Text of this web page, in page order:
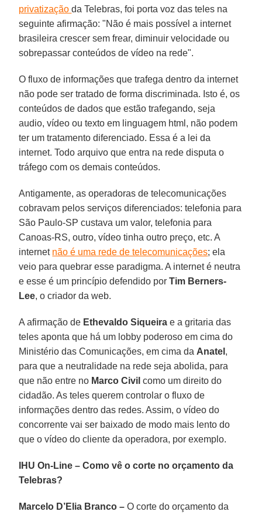
privatizaçãoda Telebras, foi porta voz das teles na
seguinte afirmação: "Não é mais possível a internet
brasileira crescer sem frear, diminuir velocidade ou
sobrepassar conteúdos de vídeo na rede".
O fluxo de informações que trafega dentro da internet
não pode ser tratado de forma discriminada. Isto é, os
conteúdos de dados que estão trafegando, seja
audio, vídeo ou texto em linguagem html, não podem
ter um tratamento diferenciado. Essa é a lei da
internet. Todo arquivo que entra na rede disputa o
tráfego com os demais conteúdos.
Antigamente, as operadoras de telecomunicações
cobravam pelos serviços diferenciados: telefonia para
São Paulo-SP custava um valor, telefonia para
Canoas-RS, outro, vídeo tinha outro preço, etc. A
internet não é uma rede de telecomunicações; ela
veio para quebrar esse paradigma. A internet é neutra
e esse é um princípio defendido porTim Berners-
Lee, o criador da web.
A afirmação de Ethevaldo Siqueira e a gritaria das
teles aponta que há um lobby poderoso em cima do
Ministério das Comunicações, em cima da Anatel ,
para que a neutralidade na rede seja abolida, para
que não entre no Marco Civil como um direito do
cidadão. As teles querem controlar o fluxo de
informações dentro das redes. Assim, o vídeo do
concorrente vai ser baixado de modo mais lento do
que o vídeo do cliente da operadora, por exemplo.
IHU On-Line – Como vê o corte no orçamento da
Telebras?
Marcelo D’Elia Branco – O corte do orçamento da